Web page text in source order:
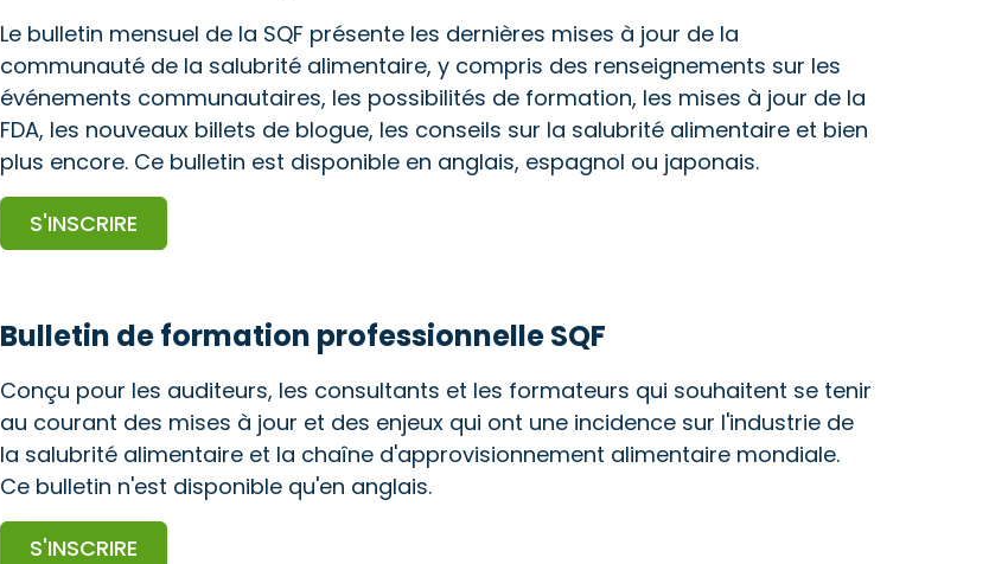
Le bulletin mensuel de la SQF présente les dernières mises à jour de la
communauté de la salubrité alimentaire, y compris des renseignements sur les
événements communautaires, les possibilités de formation, les mises à jour de la
FDA, les nouveaux billets de blogue, les conseils sur la salubrité alimentaire et bien
plus encore. Ce bulletin est disponible en anglais, espagnol ou japonais.
S'INSCRIRE
Bulletin de formation professionnelle SQF
Conçu pour les auditeurs, les consultants et les formateurs qui souhaitent se tenir
au courant des mises à jour et des enjeux qui ont une incidence sur l'industrie de
la salubrité alimentaire et la chaîne d'approvisionnement alimentaire mondiale.
Ce bulletin n'est disponible qu'en anglais.
S'INSCRIRE